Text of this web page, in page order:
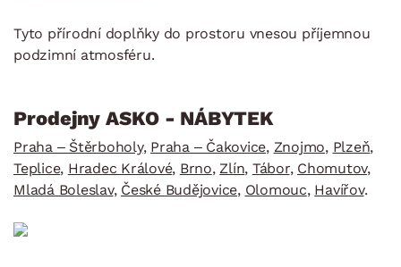
Tyto přírodní doplňky do prostoru vnesou příjemnou
podzimní atmosféru.
Prodejny ASKO - NÁBYTEK
Praha – Štěrboholy, Praha – Čakovice, Znojmo, Plzeň,
Teplice, Hradec Králové, Brno,Zlín, Tábor, Chomutov,
Mladá Boleslav, České Budějovice, Olomouc, Havířov.